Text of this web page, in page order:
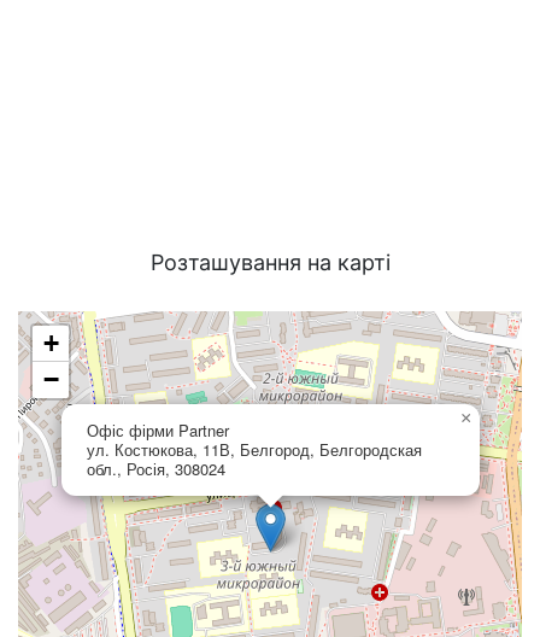
Розташування на карті
Офіс фірми Partner
ул. Костюкова, 11В, Белгород, Белгородская
обл., Росія, 308024
×
+
−